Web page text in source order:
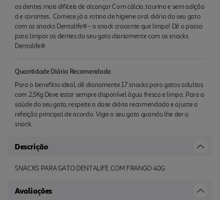
os dentes mais difíceis de alcançar Com cálcio, taurina e sem adição
d e corantes. Comece já a rotina de higiene oral diária do seu gato
com os snacks Dentalife® - o snack crocante que limpa! Dê o passo
para limpar os dentes do seu gato diariamente com os snacks
Dentalife®
Quantidade Diária Recomendada
Para o benefício ideal, dê diariamente 17 snacks para gatos adultos
com 2,5Kg Deve estar sempre disponível àgua fresca e limpa. Para a
saúde do seu gato, respeite a dose diária recomendada e ajuste a
refeição principal de acordo. Vigie o seu gato quando lhe der o
snack.
Descrição
SNACKS PARA GATO DENTALIFE COM FRANGO 40G
Avaliações